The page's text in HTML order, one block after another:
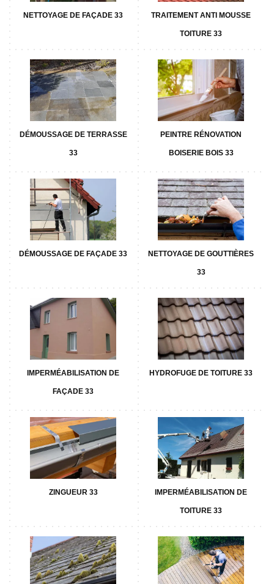
NETTOYAGE DE FAÇADE 33 TRAITEMENT ANTI MOUSSE
TOITURE 33
DÉMOUSSAGE DE TERRASSE
33
PEINTRE RÉNOVATION
BOISERIE BOIS 33
DÉMOUSSAGE DE FAÇADE 33 NETTOYAGE DE GOUTTIÈRES
33
IMPERMÉABILISATION DE
FAÇADE 33
HYDROFUGE DE TOITURE 33
ZINGUEUR 33 IMPERMÉABILISATION DE
TOITURE 33